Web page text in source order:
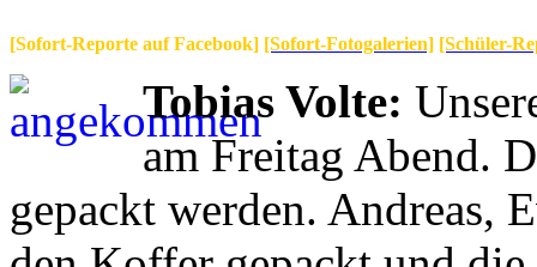
[Sofort-Reporte auf Facebook] [Sofort-Fotogalerien] [Schüler-
Tobias Volte:
am Freitag Abend.
gepackt werden. Andreas,